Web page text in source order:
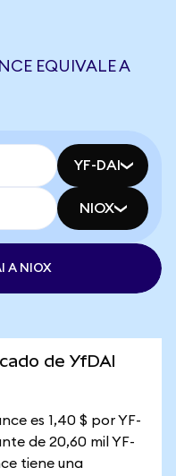
EQUIVALE A
YF-DAI
NIOX
A NIOX
de YfDAI
es 1,40 $ por YF-
de 20,60 mil YF-
tiene una